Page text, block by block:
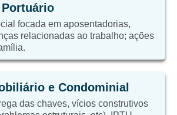
focada em aposentadorias,
relacionadas ao trabalho; ações
e Condominial
das chaves, vícios construtivos